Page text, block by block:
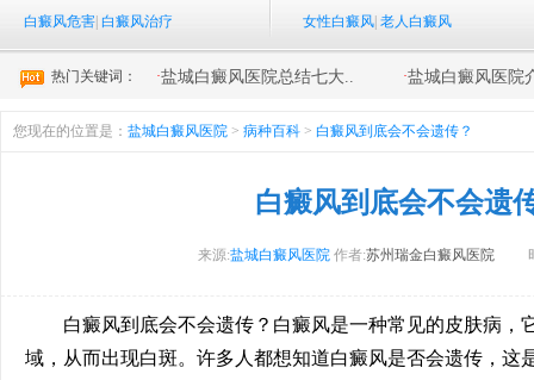
白癜风危害 白癜风治疗
女性白癜风 老人白癜风
热门关键词： ·盐城白癜风医院总结七大.. ·盐城白癜风医院
您现在的位置是： 盐城白癜风医院 > 病种百科 > 白癜风到底会不会遗传？
白癜风到底会不会遗
来源:盐城白癜风医院 作者:苏州瑞金白癜风医院
白癜风到底会不会遗传？白癜风是一种常见的皮肤病，
域，从而出现白斑。许多人都想知道白癜风是否会遗传，这